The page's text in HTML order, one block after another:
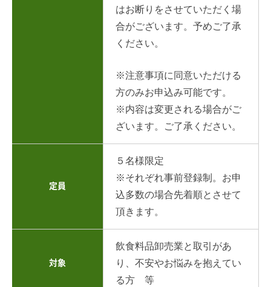
はお断りをさせていただく場
合がございます。予めご了承
ください。
※注意事項に同意いただける
方のみお申込み可能です。
※内容は変更される場合がご
ざいます。ご了承ください。
定員
５ 名様限定
※それぞれ事前登録制。お申
込多数の場合先着順とさせて
頂きます。
対象
飲食料品卸売業と取引があ
り、不安やお悩みを抱えてい
る方 等